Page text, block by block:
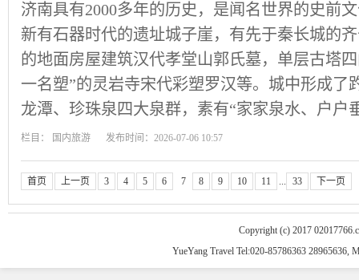
济南具有2000多年的历史，是闻名世界的史前
新有石器时代的遗址城子崖，有先于秦长城的
的地面房屋建筑汉代孝堂山郭氏墓，单层古塔
一名塑”的灵岩寺宋代彩塑罗汉等。城中形成了
龙潭、珍珠泉四大泉群，素有“家家泉水、户户
栏目： 国内旅游 发布时间：2026-07-06 10:57
首页 上一页 3 4 5 6 7 8 9 10 11 ... 33 下一页
Copyright (c) 2017
YueYang Travel Tel:020-85786363 28965636,